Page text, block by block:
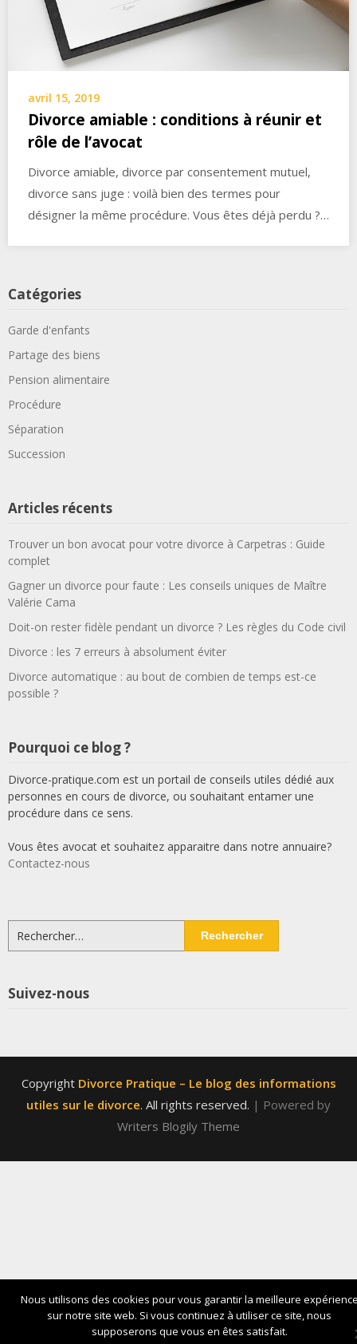
avril 15, 2019
Divorce amiable : conditions à réunir et
rôle de l’avocat
Divorce amiable, divorce par consentement mutuel,
divorce sans juge : voilà bien des termes pour
désigner la même procédure. Vous êtes déjà perdu ?…
Catégories
Garde d'enfants
Partage des biens
Pension alimentaire
Procédure
Séparation
Succession
Articles récents
Trouver un bon avocat pour votre divorce à Carpetras : Guide
complet
Gagner un divorce pour faute : Les conseils uniques de Maître
Valérie Cama
Doit-on rester fidèle pendant un divorce ? Les règles du Code civil
Divorce : les 7 erreurs à absolument éviter
Divorce automatique : au bout de combien de temps est-ce
possible ?
Pourquoi ce blog ?
Divorce-pratique.com est un portail de conseils utiles dédié aux
personnes en cours de divorce, ou souhaitant entamer une
procédure dans ce sens.
Vous êtes avocat et souhaitez apparaitre dans notre annuaire?
Contactez-nous
Rechercher :
Suivez-nous
Copyright Divorce Pratique – Le blog des informations
utiles sur le divorce. All rights reserved. | Powered by
Writers Blogily Theme
Nous utilisons des cookies pour vous garantir la meilleure
sur notre site web. Si vous continuez à utiliser ce site, nous
supposerons que vous en êtes satisfait.